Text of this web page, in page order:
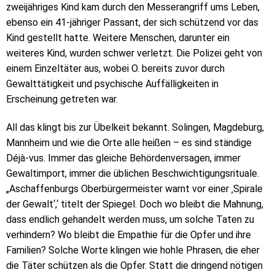
zweijähriges Kind kam durch den Messerangriff ums Leben,
ebenso ein 41-jähriger Passant, der sich schützend vor das
Kind gestellt hatte. Weitere Menschen, darunter ein
weiteres Kind, wurden schwer verletzt. Die Polizei geht von
einem Einzeltäter aus, wobei O. bereits zuvor durch
Gewalttätigkeit und psychische Auffälligkeiten in
Erscheinung getreten war.
All das klingt bis zur Übelkeit bekannt. Solingen, Magdeburg,
Mannheim und wie die Orte alle heißen – es sind ständige
Déjà-vus. Immer das gleiche Behördenversagen, immer
Gewaltimport, immer die üblichen Beschwichtigungsrituale.
„Aschaffenburgs Oberbürgermeister warnt vor einer ‚Spirale
der Gewalt‘,‘ titelt der Spiegel. Doch wo bleibt die Mahnung,
dass endlich gehandelt werden muss, um solche Taten zu
verhindern? Wo bleibt die Empathie für die Opfer und ihre
Familien? Solche Worte klingen wie hohle Phrasen, die eher
die Täter schützen als die Opfer. Statt die dringend nötigen